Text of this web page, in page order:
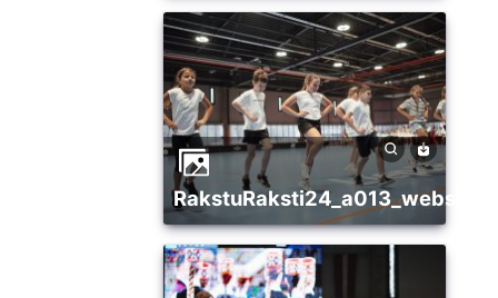
RakstuRaksti24_a013_websize